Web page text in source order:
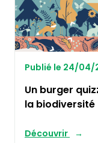
Publié le 24/04/
Un burger
la biodiversité
Découvrir